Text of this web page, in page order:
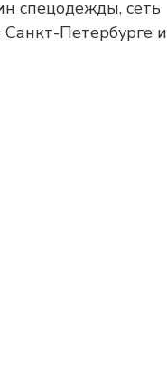
спецодежды, сеть
Петербурге и